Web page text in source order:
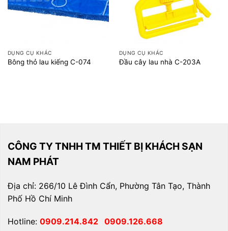
DỤNG CỤ KHÁC
Bông thỏ lau kiếng C-074
DỤNG CỤ KHÁC
Đầu cây lau nhà C-203A
CÔNG TY TNHH TM THIẾT BỊ KHÁCH SẠN
NAM PHÁT
Địa chỉ: 266/10 Lê Đình Cẩn, Phường Tân Tạo, Thành
Phố Hồ Chí Minh
Hotline: 0909.214.842 0909.126.668